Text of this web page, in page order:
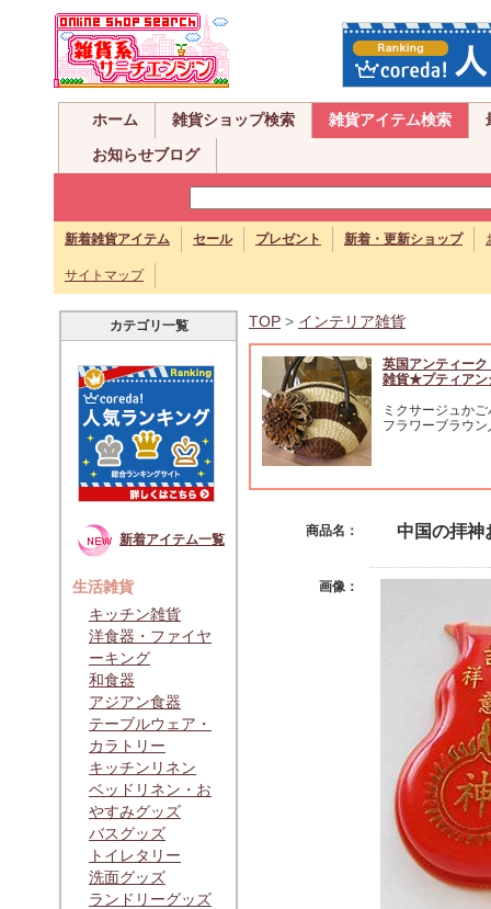
ホーム 雑貨ショップ検索 雑貨アイテム検索
お知らせブログ
新着雑貨アイテム セール プレゼント 新着・更新ショップ
サイトマップ
カテゴリ一覧
新着アイテム一覧
生活雑貨
キッチン雑貨
洋食器・ファイヤ
ーキング
和食器
アジアン食器
テーブルウェア・
カラトリー
キッチンリネン
ベッドリネン・お
やすみグッズ
バスグッズ
トイレタリー
洗面グッズ
ランドリーグッズ
TOP > インテリア雑貨
英国アンティーク
雑貨★プティアン
ミクサージュか
フラワーブラウン
商品名： 中国の拝神
画像：